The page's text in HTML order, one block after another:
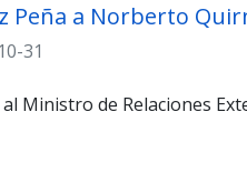
31
Ministro de Relaciones